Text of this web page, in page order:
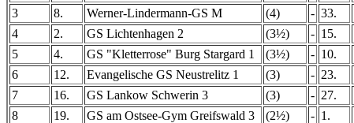
3
8. Werner-Lindermann-GS M (4) - 33.
4
2. GS Lichtenhagen 2 (3½) - 15.
5
4. GS "Kletterrose" Burg Stargard 1 (3½) - 10.
6
12. Evangelische GS Neustrelitz 1 (3) - 23.
7
16. GS Lankow Schwerin 3 (3) - 27.
8
19. GS am Ostsee-Gym Greifswald 3 (2½) - 1.